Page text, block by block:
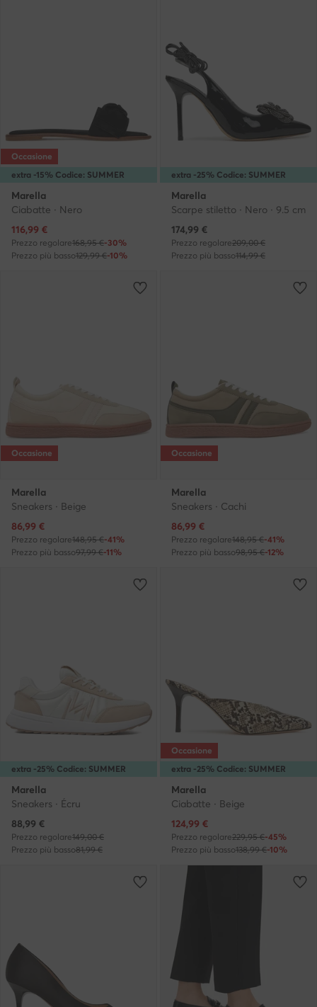
extra -15% Codice: SUMMER
Occasione
Marella
Ciabatte · Nero
Prezzo attuale
116,99 €
Prezzo regolare168,95 €-30%
Prezzo più basso129,99 €-10%
extra -25% Codice: SUMMER
Marella
Scarpe stiletto · Nero · 9.5 cm
Prezzo attuale
174,99 €
Prezzo regolare209,00 €
Prezzo più basso114,99 €
Occasione
Marella
Sneakers · Beige
Prezzo attuale
86,99 €
Prezzo regolare148,95 €-41%
Prezzo più basso97,99 €-11%
Occasione
Marella
Sneakers · Cachi
Prezzo attuale
86,99 €
Prezzo regolare148,95 €-41%
Prezzo più basso98,95 €-12%
extra -25% Codice: SUMMER
Marella
Sneakers · Écru
Prezzo attuale
88,99 €
Prezzo regolare149,00 €
Prezzo più basso81,99 €
extra -25% Codice: SUMMER
Occasione
Marella
Ciabatte · Beige
Prezzo attuale
124,99 €
Prezzo regolare229,95 €-45%
Prezzo più basso138,99 €-10%